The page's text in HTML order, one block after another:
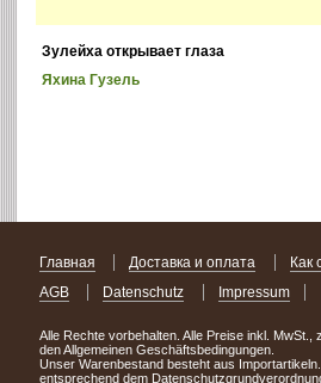
Зулейха открывает глаза
Яхина Гузель
Главная Доставка и оплата
Как
AGB
Datenschutz Impressum
Alle Rechte vorbehalten. Alle Preise inkl.
den Allgemeinen Geschäftsbedingungen.
Unser Warenbestand besteht aus
entsprechend dem